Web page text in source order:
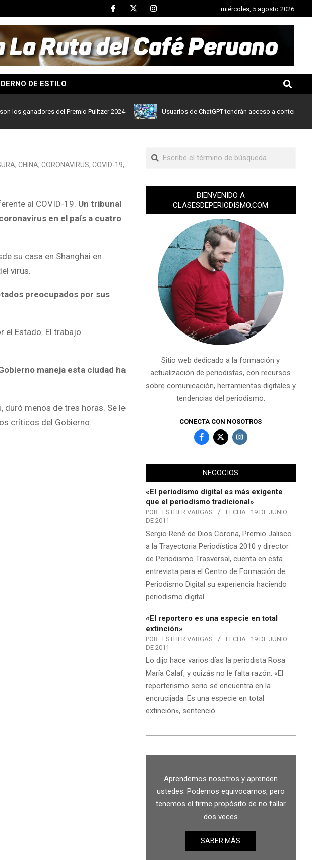
miércoles, 5 agosto 2026
DE ESTILO
del Premio Pulitzer 2024 Usuarios de ChatGPT tendrán acceso a contenidos de
, CHINA, CORONAVIRUS, COVID-19,
al COVID-19. Un tribunal
en el país a cuatro
su casa en Shanghai en
virus.
preocupados por sus
el Estado. El trabajo
maneja esta ciudad ha
duró menos de tres horas. Se le
críticos del Gobierno.
BIENVENIDO A
CLASESDEPERIODISMO.COM
Sitio web dedicado a la formación y
actualización de periodistas, con recursos
sobre comunicación, herramientas digitales y
tendencias del periodismo.
CONECTA CON NOSOTROS
NEGOCIOS
«El periodismo digital es más exigente
que el periodismo tradicional»
POR: ESTHER VARGAS FECHA: 19 DE JUNIO
DE 2011
Sergio René de Dios Corona, Premio Jalisco
a la Trayectoria Periodística 2010 y director
de Periodismo Trasversal, cuenta en esta
entrevista para el Centro de Formación de
Periodismo Digital su experiencia haciendo
periodismo digital.
«El reportero es una especie en total
extinción»
POR: ESTHER VARGAS FECHA: 19 DE JUNIO
DE 2011
Lo dijo hace varios días la periodista Rosa
María Calaf, y quizás no le falta razón. «El
reporterismo serio se encuentra en la
encrucijada. Es una especie en total
extinción», sentenció.
Aprendemos nosotros y aprenden
ustedes. Podemos equivocarnos, pero
tenemos el firme propósito de no fallar
dos veces
SABER MÁS